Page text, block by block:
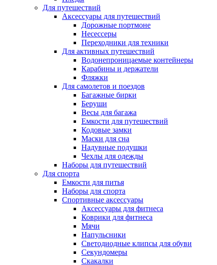
Для путешествий
Аксессуары для путешествий
Дорожные портмоне
Несессеры
Переходники для техники
Для активных путешествий
Водонепроницаемые контейнеры
Карабины и держатели
Фляжки
Для самолетов и поездов
Багажные бирки
Беруши
Весы для багажа
Емкости для путешествий
Кодовые замки
Маски для сна
Надувные подушки
Чехлы для одежды
Наборы для путешествий
Для спорта
Емкости для питья
Наборы для спорта
Спортивные аксессуары
Аксессуары для фитнеса
Коврики для фитнеса
Мячи
Напульсники
Светодиодные клипсы для обуви
Секундомеры
Скакалки